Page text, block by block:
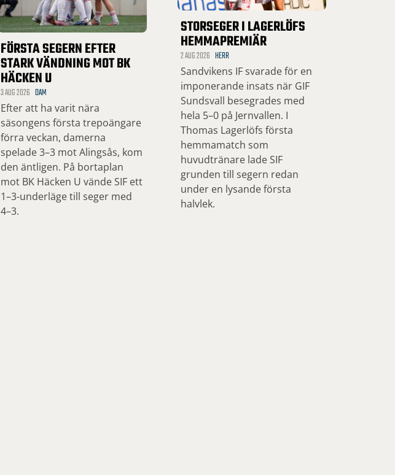
FÖRSTA SEGERN EFTER
STARK VÄNDNING MOT BK
HÄCKEN U
3 AUG 2026 DAM
Efter att ha varit nära
säsongens första trepoängare
förra veckan, damerna
spelade 3–3 mot Alingsås, kom
den äntligen. På bortaplan
mot BK Häcken U vände SIF ett
1–3-underläge till seger med
4–3.
STORSEGER I LAGERLÖFS
HEMMAPREMIÄR
2 AUG 2026 HERR
Sandvikens IF svarade för en
imponerande insats när GIF
Sundsvall besegrades med
hela 5–0 på Jernvallen. I
Thomas Lagerlöfs första
hemmamatch som
huvudtränare lade SIF
grunden till segern redan
under en lysande första
halvlek.